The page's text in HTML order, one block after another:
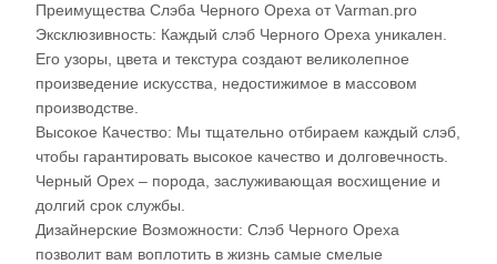
Преимущества Слэба Черного Ореха от Varman.pro
Эксклюзивность: Каждый слэб Черного Ореха уникален.
Его узоры, цвета и текстура создают великолепное
произведение искусства, недостижимое в массовом
производстве.
Высокое Качество: Мы тщательно отбираем каждый слэб,
чтобы гарантировать высокое качество и долговечность.
Черный Орех – порода, заслуживающая восхищение и
долгий срок службы.
Дизайнерские Возможности: Слэб Черного Ореха
позволит вам воплотить в жизнь самые смелые